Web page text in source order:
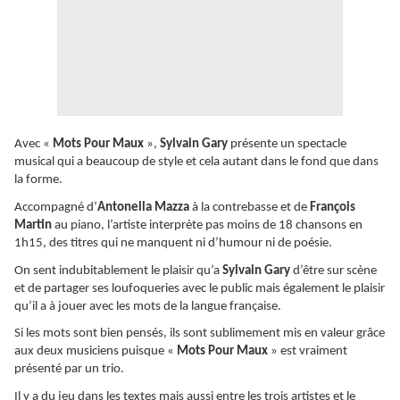
Avec « Mots Pour Maux », Sylvain Gary présente un spectacle
musical qui a beaucoup de style et cela autant dans le fond que dans
la forme.
Accompagné d’Antonella Mazza à la contrebasse et de François
Martin au piano, l’artiste interprète pas moins de 18 chansons en
1h15, des titres qui ne manquent ni d’humour ni de poésie.
On sent indubitablement le plaisir qu’a Sylvain Gary d’être sur scène
et de partager ses loufoqueries avec le public mais également le plaisir
qu’il a à jouer avec les mots de la langue française.
Si les mots sont bien pensés, ils sont sublimement mis en valeur grâce
aux deux musiciens puisque « Mots Pour Maux » est vraiment
présenté par un trio.
Il y a du jeu dans les textes mais aussi entre les trois artistes et le